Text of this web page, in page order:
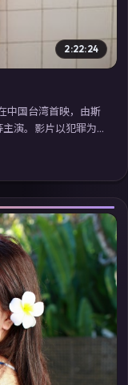
2:22:24
中国台湾首映，由斯
演。影片以犯罪为
；摄影与配乐强化
电视剧在线看」延
体验。